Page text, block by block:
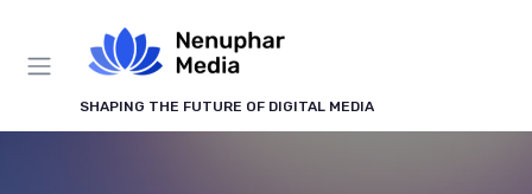
SHAPING THE FUTURE OF DIGITAL MEDIA